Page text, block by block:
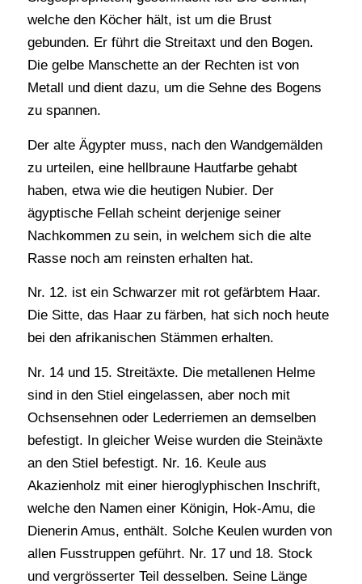
welche den Köcher hält, ist um die Brust
gebunden. Er führt die Streitaxt und den Bogen.
Die gelbe Manschette an der Rechten ist von
Metall und dient dazu, um die Sehne des Bogens
zu spannen.
Der alte Ägypter muss, nach den Wandgemälden
zu urteilen, eine hellbraune Hautfarbe gehabt
haben, etwa wie die heutigen Nubier. Der
ägyptische Fellah scheint derjenige seiner
Nachkommen zu sein, in welchem sich die alte
Rasse noch am reinsten erhalten hat.
Nr. 12. ist ein Schwarzer mit rot gefärbtem Haar.
Die Sitte, das Haar zu färben, hat sich noch heute
bei den afrikanischen Stämmen erhalten.
Nr. 14 und 15. Streitäxte. Die metallenen Helme
sind in den Stiel eingelassen, aber noch mit
Ochsensehnen oder Lederriemen an demselben
befestigt. In gleicher Weise wurden die Steinäxte
an den Stiel befestigt. Nr. 16. Keule aus
Akazienholz mit einer hieroglyphischen Inschrift,
welche den Namen einer Königin, Hok-Amu, die
Dienerin Amus, enthält. Solche Keulen wurden von
allen Fusstruppen geführt. Nr. 17 und 18. Stock
und vergrösserter Teil desselben. Seine Länge